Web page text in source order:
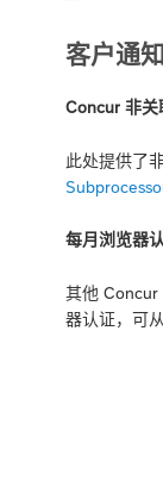
客户通知
Concur 非关
此处提供了
每月浏览器
其他 Concur
器认证，可从